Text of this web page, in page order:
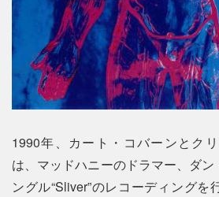
1990年、カート・コバーンとク
は、マッドハニーのドラマー、ダ
ングル“Sliver”のレコーディングを